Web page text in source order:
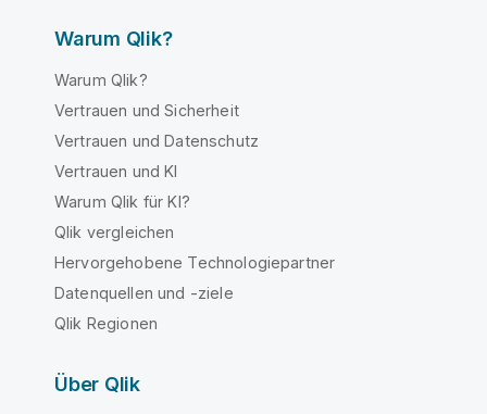
Warum Qlik?
Warum Qlik?
Vertrauen und Sicherheit
Vertrauen und Datenschutz
Vertrauen und KI
Warum Qlik für KI?
Qlik vergleichen
Hervorgehobene Technologiepartner
Datenquellen und -ziele
Qlik Regionen
Über Qlik